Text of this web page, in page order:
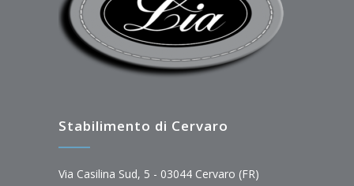
Stabilimento di Cervaro
Via Casilina Sud, 5 - 03044 Cervaro (FR)